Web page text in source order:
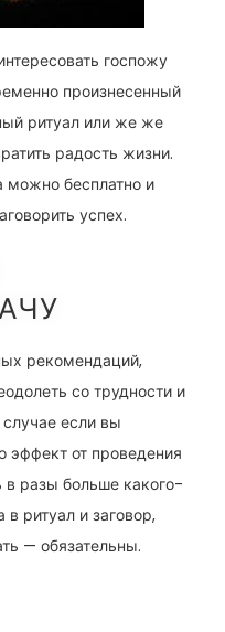
госпожу
произнесенный
ритуал или же же
радость жизни.
можно бесплатно и
успех.
рекомендаций,
со трудности и
случае если вы
эффект от проведения
разы больше какого-
ритуал и заговор,
— обязательны.